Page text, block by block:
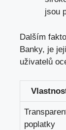
jsou
Dalším
Banky, ⁢je
uživatelů
poplatky